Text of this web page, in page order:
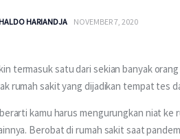
HARIANDJA NOVEMBER 7, 2020
termasuk satu dari sekian banyak
rumah sakit yang dijadikan tempat tes
kamu harus mengurungkan niat
Berobat di rumah sakit saat